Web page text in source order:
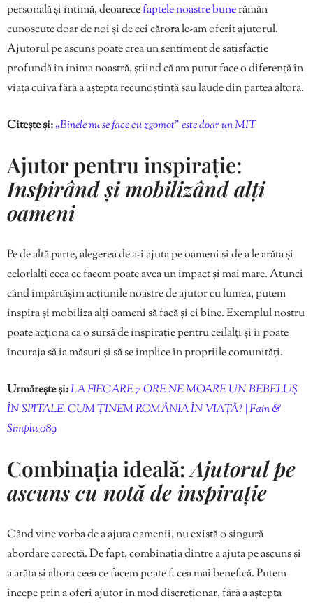
personală și intimă, deoarecefaptele noastre bunerămân
cunoscute doar de noi și de cei cărora le-am oferit ajutorul.
Ajutorul pe ascuns poate crea un sentiment de satisfacție
profundă în inima noastră, știind că am putut face o diferență în
viața cuiva fără a aștepta recunoștință sau laude din partea altora.
Citește și:„Binele nu se face cu zgomot” este doar un MIT
Ajutor pentru inspirație:
Inspirând și mobilizând alți
oameni
Pe de altă parte, alegerea de a-i ajuta pe oameni și de a le arăta și
celorlalți ceea ce facem poate avea un impact și mai mare. Atunci
când împărtășim acțiunile noastre de ajutor cu lumea, putem
inspira și mobiliza alți oameni să facă și ei bine. Exemplul nostru
poate acționa ca o sursă de inspirație pentru ceilalți și îi poate
încuraja să ia măsuri și să se implice în propriile comunități.
Urmărește și:LA FIECARE 7 ORE NE MOARE UN BEBELUȘ
ÎN SPITALE. CUM ȚINEM ROMÂNIA ÎN VIAȚĂ? | Fain &
Simplu 089
Combinația ideală:Ajutorul pe
ascuns cu notă de inspirație
Când vine vorba de a ajuta oamenii, nu există o singură
abordare corectă. De fapt, combinația dintre a ajuta pe ascuns și
a arăta și altora ceea ce facem poate fi cea mai benefică. Putem
începe prin a oferi ajutor în mod discreționar, fără a aștepta